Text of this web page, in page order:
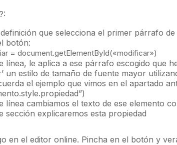
que selecciona el primer párrafo
botón:
= document.getElementById(«modificar»)
línea, le aplica a ese párrafo escogido que
un estilo de tamaño de fuente mayor
el ejemplo que vimos en el apartado
línea cambiamos el texto de ese elemento
sección explicaremos esta propiedad
en el editor online. Pincha en el botón y